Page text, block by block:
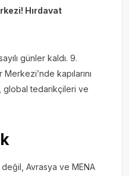
Hırdavat
günler kaldı. 9.
kapılarını
global tedarikçileri ve
Avrasya ve MENA